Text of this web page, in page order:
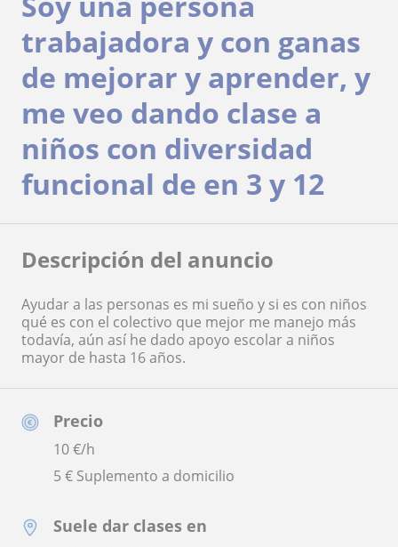
Precio
10€/h
5 € Suplemento a domicilio
Suele dar clases en
trabajadora y con ganas
de mejorar y aprender, y
me veo dando clase a
niños con diversidad
funcional de en 3 y 12
Descripción del anuncio
Ayudar a las personas es mi sueño y si es con niños
qué es con el colectivo que mejor me manejo más
todavía, aún así he dado apoyo escolar a niños
mayor de hasta 16 años.